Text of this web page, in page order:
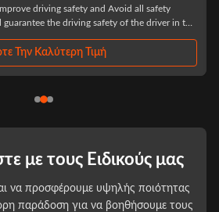
Description Product Name Tire
Emergency Safety Device Product Size
Την Καλύτερη Τιμή
με τους Ειδικούς μας
να προσφέρουμε υψηλής ποιότητας
παράδοση για να βοηθήσουμε τους